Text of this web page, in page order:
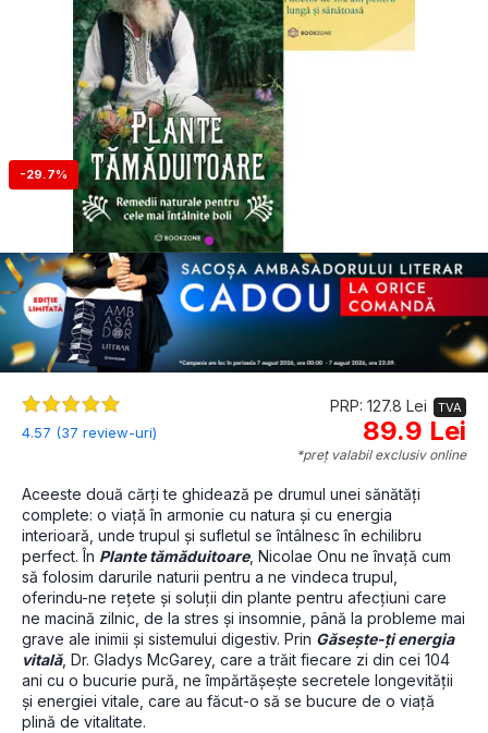
-29.7%
4.57 (37 review-uri)
PRP: 127.8 Lei TVA
89.9 Lei
*preț valabil exclusiv online
Aceeste două cărți te ghidează pe drumul unei sănătăți
complete: o viață în armonie cu natura și cu energia
interioară, unde trupul și sufletul se întâlnesc în echilibru
perfect. În Plante tămăduitoare, Nicolae Onu ne învață cum
să folosim darurile naturii pentru a ne vindeca trupul,
oferindu-ne rețete și soluții din plante pentru afecțiuni care
ne macină zilnic, de la stres și insomnie, până la probleme mai
grave ale inimii și sistemului digestiv. Prin Găsește-ți energia
vitală, Dr. Gladys McGarey, care a trăit fiecare zi din cei 104
ani cu o bucurie pură, ne împărtășește secretele longevității
și energiei vitale, care au făcut-o să se bucure de o viață
plină de vitalitate.